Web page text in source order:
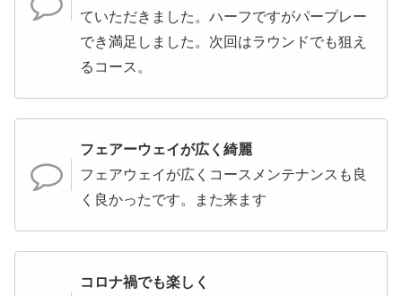
ていただきました。ハーフですがパープレー
でき満足しました。次回はラウンドでも狙え
るコース。
フェアーウェイが広く綺麗
フェアウェイが広くコースメンテナンスも良
く良かったです。また来ます
コロナ禍でも楽しく